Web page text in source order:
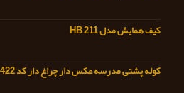
کیف همایش مدل HB 211
کوله پشتی مدرسه عکس دار چراغ دار کد 422